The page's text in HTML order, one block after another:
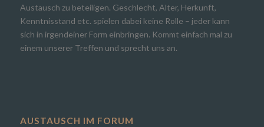
Austausch zu beteiligen. Geschlecht, Alter, Herkunft,
Kenntnisstand etc. spielen dabei keine Rolle – jeder kann
sich in irgendeiner Form einbringen. Kommt einfach mal zu
einem unserer Treffen und sprecht uns an.
AUSTAUSCH IM FORUM